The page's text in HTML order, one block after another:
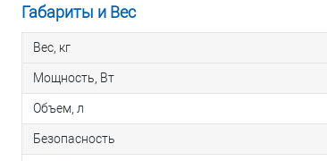
Габариты и Вес
Вес, кг
Мощность, Вт
Объем, л
Безопасность